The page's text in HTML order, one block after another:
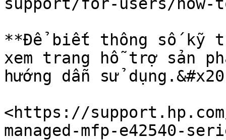
**Để biết thông số kỹ
xem trang hỗ trợ sản
hướng dẫn sử
<https://
managed-mfp-e42540-